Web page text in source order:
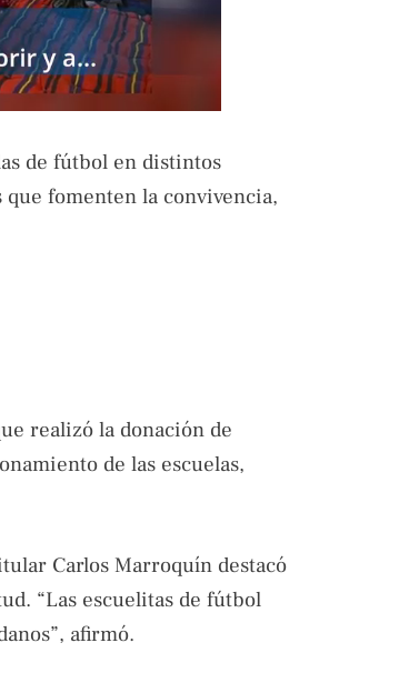
de fútbol en distintos
que fomenten la convivencia,
realizó la donación de
de las escuelas,
Carlos Marroquín destacó
“Las escuelitas de fútbol
afirmó.